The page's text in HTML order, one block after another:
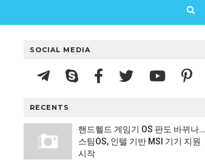
SOCIAL MEDIA
RECENTS
핸드헬드 게임기 OS 판도 바뀌나…
스팀OS, 인텔 기반 MSI 기기 지원
시작